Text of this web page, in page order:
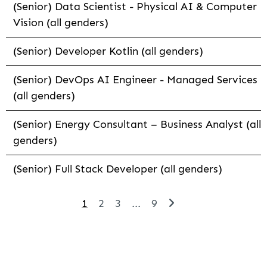
(Senior) Data Scientist - Physical AI & Computer
Vision (all genders)
(Senior) Developer Kotlin (all genders)
(Senior) DevOps AI Engineer - Managed Services
(all genders)
(Senior) Energy Consultant – Business Analyst (all
genders)
(Senior) Full Stack Developer (all genders)
1 2 3 ... 9